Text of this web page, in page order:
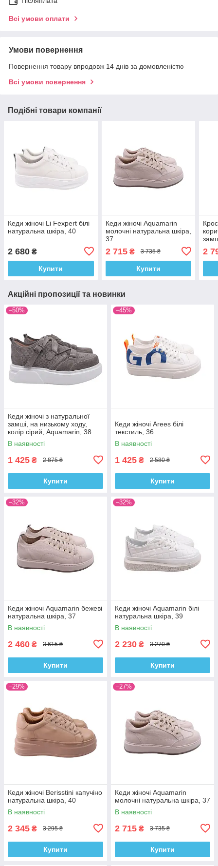
Всі умови оплати
Умови повернення
Повернення товару впродовж 14 днів за домовленістю
Всі умови повернення
Подібні товари компанії
Кеди жіночі Li Fexpert білі
натуральна шкіра, 40
2 680 ₴
Купити
Кеди жіночі Aquamarin
молочні натуральна шкіра,
37
2 715₴ 3 735 ₴
Купити
2
Акційні пропозиції та новинки
–50%
Кеди жіночі з натуральної
замші, на низькому ходу,
колір сірий, Aquamarin, 38
В наявності
1 425 ₴ 2 875 ₴
Купити
–45%
Кеди жіночі Arees білі
текстиль, 36
В наявності
1 425 ₴ 2 580 ₴
Купити
–32%
Кеди жіночі Aquamarin бежеві
натуральна шкіра, 37
В наявності
2 460 ₴ 3 615 ₴
Купити
–32%
Кеди жіночі Aquamarin білі
натуральна шкіра, 39
В наявності
2 230 ₴ 3 270 ₴
Купити
–29%
Кеди жіночі Berisstini капучіно
натуральна шкіра, 40
В наявності
2 345 ₴ 3 295 ₴
Купити
–27%
Кеди жіночі Aquamarin
молочні натуральна шкіра, 37
В наявності
2 715 ₴ 3 735 ₴
Купити